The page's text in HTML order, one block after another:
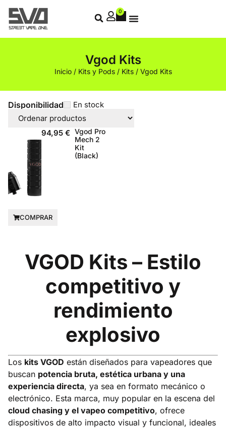
0
Vgod Kits
Inicio/ Kits y Pods/ Kits/ Vgod Kits
Disponibilidad En stock
94,95 € Vgod Pro
Mech 2
Kit
(Black)
COMPRAR
VGOD Kits – Estilo
competitivo y
rendimiento
explosivo
Los kits VGOD están diseñados para vapeadores que
buscan potencia bruta, estética urbana y una
experiencia directa, ya sea en formato mecánico o
electrónico. Esta marca, muy popular en la escena del
cloud chasing y el vapeo competitivo, ofrece
dispositivos de alto impacto visual y funcional, ideales